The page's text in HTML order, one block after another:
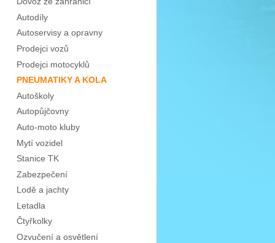
Autodíly
Autoservisy a opravny
Prodejci vozů
Prodejci motocyklů
PNEUMATIKY A KOLA
Autoškoly
Autopůjčovny
Auto-moto kluby
Mytí vozidel
Stanice TK
Zabezpečení
Lodě a jachty
Letadla
Čtyřkolky
Ozvučení a osvětlení